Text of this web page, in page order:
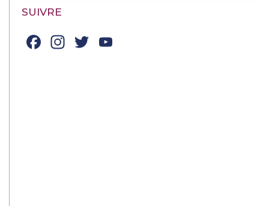
SUIVRE
Facebook
Instagram
Twitter